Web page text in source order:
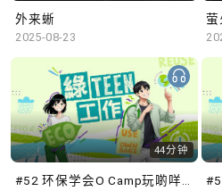
外来蜥
2025-08-23
萤
44分钟
#52 环保学会O Camp玩啲咩？ | 参与学生: Sammi、Cardi、Charles (香港科技大学 环境管理及科技学生联会)